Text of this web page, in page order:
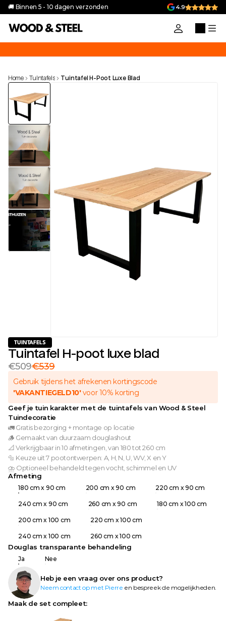
Home Tuintafels Tuintafel H-Poot Luxe Blad
TUINTAFELS
Tuintafel H-poot luxe blad
€509€539
'VAKANTIEGELD10' voor 10% korting
Geef je tuin karakter met de tuintafels van Wood & Steel
Tuindecoratie
🚛 Gratis bezorging + montage op locatie
📐 Verkrijgbaar in 10 afmetingen, van 180 tot 260 cm
🪵 Gemaakt van duurzaam douglashout
🔩 Keuze uit 7 pootontwerpen: A, H, N, U, WV, X en Y
⛈️ Optioneel behandeld tegen vocht, schimmel en UV
Afmeting
180 cm x 90 cm 200 cm x 90 cm 220 cm x 90 cm
240 cm x 90 cm 260 cm x 90 cm 180 cm x 100 cm
200 cm x 100 cm 220 cm x 100 cm
240 cm x 100 cm 260 cm x 100 cm
Douglas transparante behandeling
Ja Nee
Heb je een vraag over ons product?
Neem contact op met Pierre en bespreek de mogelijkheden.
Maak de set compleet:
🚚 Binnen 5 - 10 dagen verzonden 4.9